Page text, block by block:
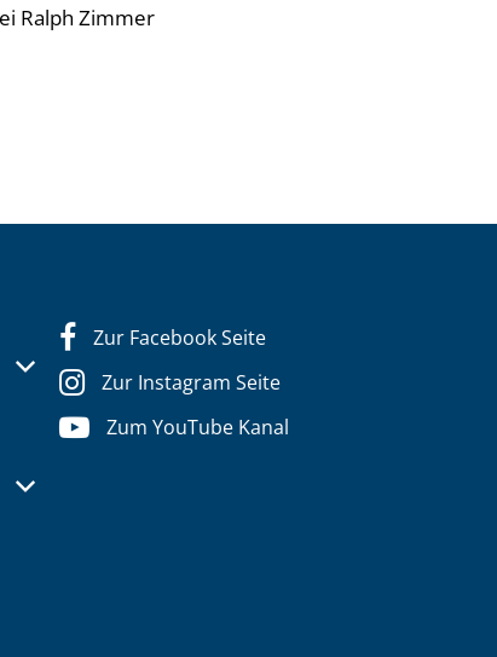
Ralph Zimmer
Schließzeiten auszublenden
Schließzeiten auszublenden
Zur Facebook Seite
Zur Instagram Seite
Zum YouTube Kanal